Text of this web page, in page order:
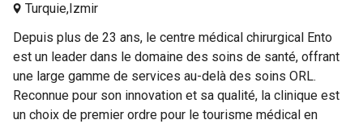
Turquie, Izmir
Depuis plus de 23 ans, le centre médical chirurgical Ento
est un leader dans le domaine des soins de santé, offrant
une large gamme de services au-delà des soins ORL.
Reconnue pour son innovation et sa qualité, la clinique est
un choix de premier ordre pour le tourisme médical en